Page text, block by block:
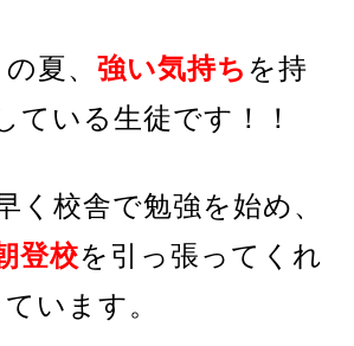
夏、 強い気持ち を持
ている生徒です！！
く校舎で勉強を始め、
登校を引っ張ってくれ
ています。